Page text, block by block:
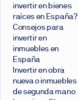
invertir en bienes
raíces en España?
Consejos para
invertir en
inmuebles en
España
Invertir en obra
nueva o inmuebles
de segunda mano